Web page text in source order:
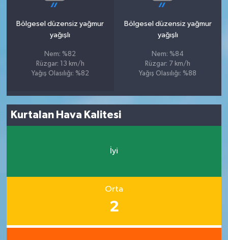
Bölgesel düzensiz yağmur
yağışlı
Nem: %82
Rüzgar: 13 km/h
Yağış Olasılığı: %82
Bölgesel düzensiz yağmur
yağışlı
Nem: %84
Rüzgar: 7 km/h
Yağış Olasılığı: %88
Kurtalan Hava Kalitesi
İyi
Orta
2